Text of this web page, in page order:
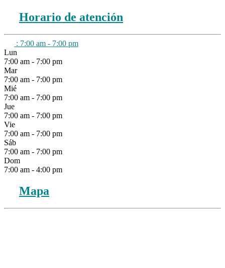
Horario de atención
: 7:00 am - 7:00 pm
Lun
7:00 am - 7:00 pm
Mar
7:00 am - 7:00 pm
Mié
7:00 am - 7:00 pm
Jue
7:00 am - 7:00 pm
Vie
7:00 am - 7:00 pm
Sáb
7:00 am - 7:00 pm
Dom
7:00 am - 4:00 pm
Mapa